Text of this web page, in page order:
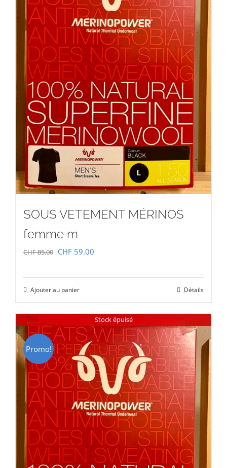
SOUS VETEMENT MÉRINOS
femme m
CHF85.00 Le
initial
était :
CHF 85.00.
CHF 59.00
actuel
CHF 59.00.
Ajouter au panier Détails
Stock épuisé
Promo!